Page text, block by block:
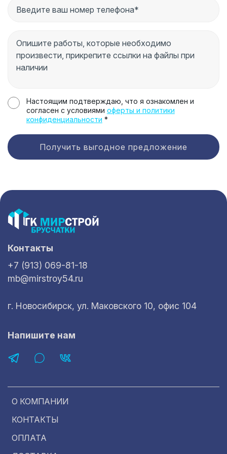
Настоящим подтверждаю, что я ознакомлен и
согласен с условиями оферты и политики
конфиденциальности *
Получить выгодное предложение
О КОМПАНИИ
КОНТАКТЫ
ОПЛАТА
Контакты
+7 (913) 069-81-18
mb@mirstroy54.ru
г. Новосибирск, ул. Маковского 10, офис 104
Напишите нам